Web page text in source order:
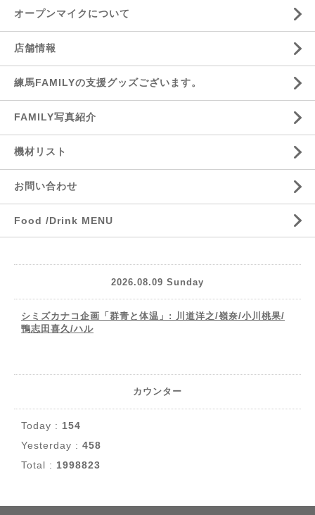
オープンマイクについて
店舗情報
練馬FAMILYの支援グッズございます。
FAMILY写真紹介
機材リスト
お問い合わせ
Food /Drink MENU
2026.08.09 Sunday
シミズカナコ企画「群青と体温」: 川道洋之/嶺奈/小川桃果/
鴨志田喜久/ハル
カウンター
Today : 154
Yesterday : 458
Total : 1998823